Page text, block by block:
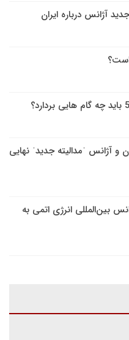
آژانس درباره ایران
و آژانس ˈمدالیته جدیدˈ نهایی
بین‌المللی انرژی اتمی به